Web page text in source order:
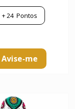
+24Pontos
Avise-me